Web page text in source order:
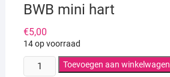
BWB mini hart
€5,00
14 op voorraad
BWB
Toevoegen aan winkelwagen